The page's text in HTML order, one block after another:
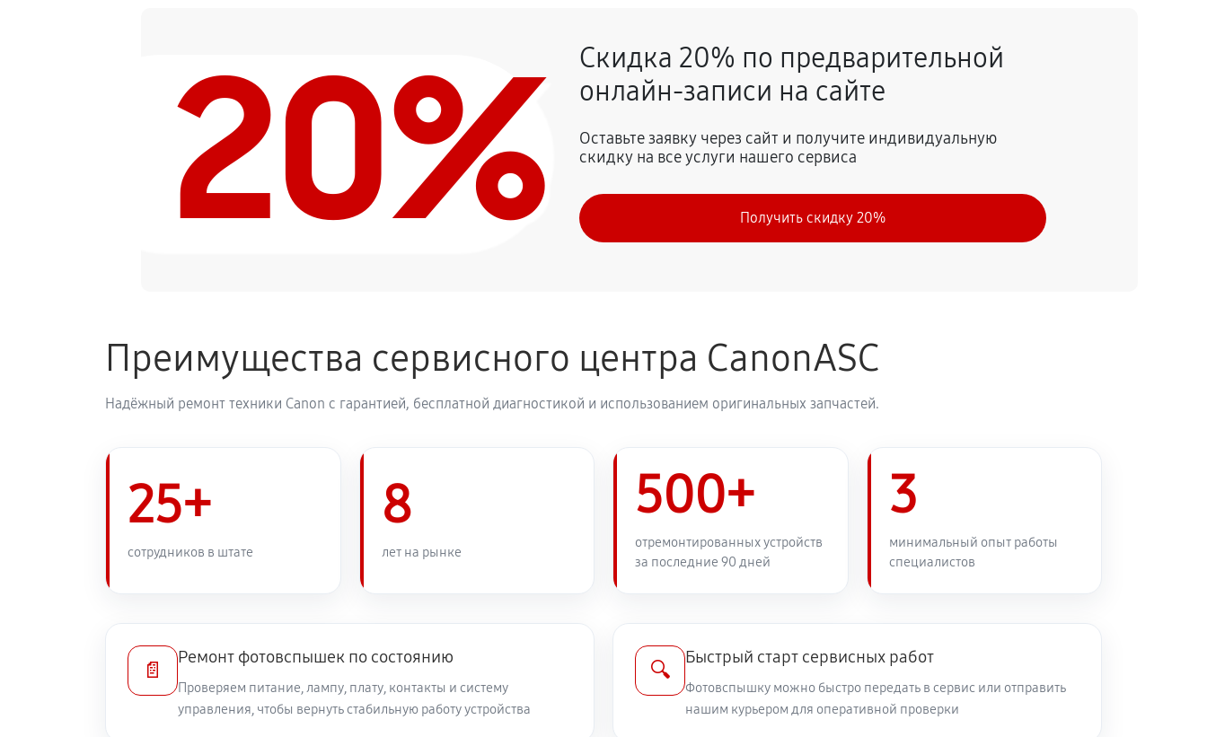
20%
Скидка 20% по предварительной
онлайн-записи на сайте
Оставьте заявку через сайт и получите индивидуальную
скидку на все услуги нашего сервиса
Получить скидку 20%
Преимущества сервисного центра CanonASC
Надёжный ремонт техники Canon с гарантией, бесплатной диагностикой и использованием оригинальных запчастей.
25+
сотрудников в штате
8
лет на рынке
500+
отремонтированных устройств
за последние 90 дней
3
минимальный опыт работы
специалистов
📄
Ремонт фотовспышек по состоянию
Проверяем питание, лампу, плату, контакты и систему
управления, чтобы вернуть стабильную работу устройства
🔍
Быстрый старт сервисных работ
Фотовспышку можно быстро передать в сервис или отправить
нашим курьером для оперативной проверки